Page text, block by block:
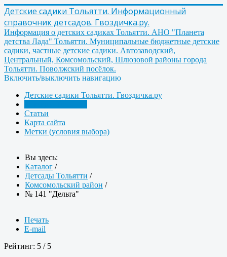
Детские садики Тольятти. Информационный
справочник детсадов. Гвоздичка.ру.
Информация о детских садиках Тольятти. АНО "Планета
детства Лада" Тольятти. Муниципальные бюджетные детские
садики, частные детские садики. Автозаводский,
Центральный, Комсомольский, Шлюзовой районы города
Тольятти. Поволжский посёлок.
Включить/выключить навигацию
Детские садики Тольятти. Гвоздичка.ру
Статьи
Карта сайта
Метки (условия выбора)
Вы здесь:
Каталог /
Детсады Тольятти /
Комсомольский район /
№ 141 "Дельта"
Печать
E-mail
Рейтинг: 5 / 5